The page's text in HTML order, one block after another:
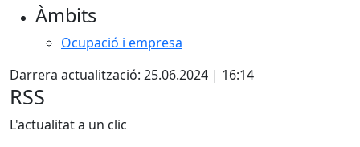
Àmbits
Ocupació i empresa
Darrera actualització: 25.06.2024 | 16:14
RSS
L'actualitat a un clic